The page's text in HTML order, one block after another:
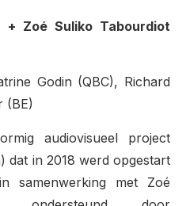
+ Zoé Suliko Tabourdiot
Godin (QBC), Richard
(BE)
audiovisueel project
dat in 2018 werd opgestart
samenwerking met Zoé